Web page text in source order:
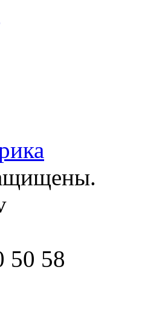
50 58